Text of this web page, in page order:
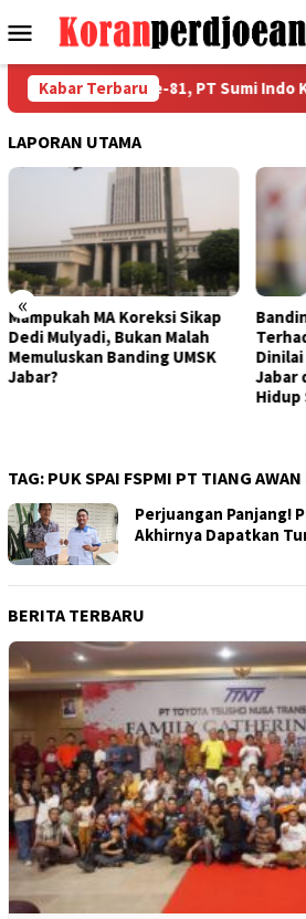
ke
Menu
Mobile
Kabar Terbaru
HUT RI ke-81, PT Sumi Indo Kabel
LAPORAN UTAMA
« Sikap
Malah
UMSK
Banding Dedi Mulyadi
Terhadap Putusan PTUN
Dinilai Menghambat
Jabar dan Mencegah
TAG: PUK SPAI FSPMI PT TIANG
Perjuangan Panjang!
Akhirnya Dapatkan
BERITA TERBARU